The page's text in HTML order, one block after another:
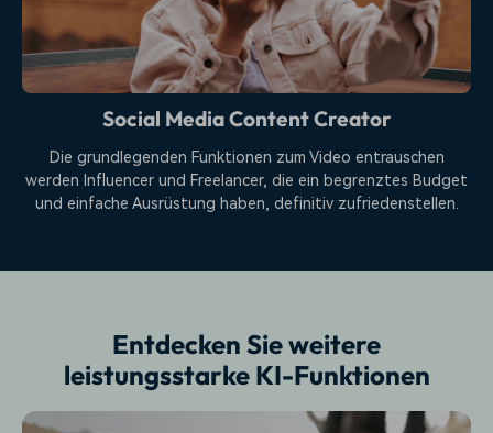
Social Media Content Creator
Die grundlegenden Funktionen zum Video entrauschen
werden Influencer und Freelancer, die ein begrenztes Budget
und einfache Ausrüstung haben, definitiv zufriedenstellen.
Entdecken Sie weitere
leistungsstarke KI-Funktionen